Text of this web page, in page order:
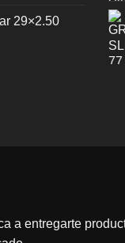
29×2.50
a entregarte